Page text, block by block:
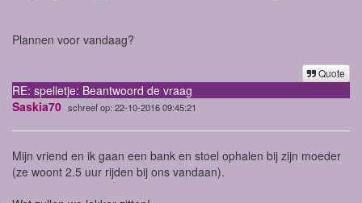
Plannen voor vandaag?
Quote
RE: spelletje: Beantwoord de vraag
Saskia70 schreef op: 22-10-2016 09:45:21
Mijn vriend en ik gaan een bank en stoel ophalen bij zijn moeder
(ze woont 2.5 uur rijden bij ons vandaan).